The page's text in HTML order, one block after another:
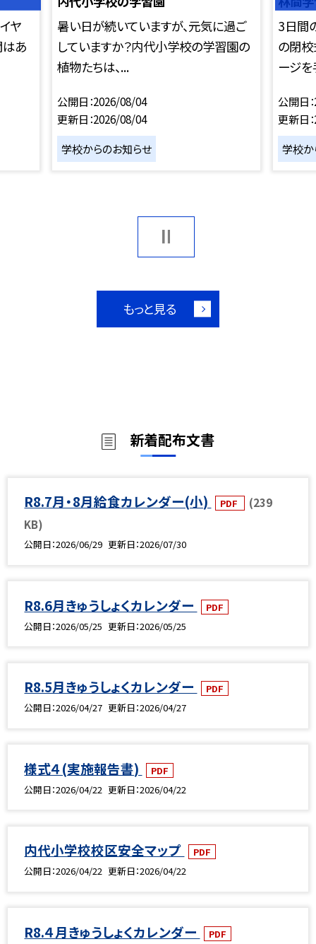
ヤ
はあ
暑い日が続いていますが、元気に過ご
していますか？内代小学校の学習園の
植物たちは、...
公開日 2026/08/04
更新日 2026/08/04
学校からのお知らせ
3日間
の閉校
ージ
公開日
更新日
学校か
もっと見る
新着配布文書
R8.7月・8月給食カレンダー(小) PDF
(239
KB)
公開日 2026/06/29 更新日 2026/07/30
R8.6月きゅうしょくカレンダー
PDF
公開日 2026/05/25 更新日 2026/05/25
R8.5月きゅうしょくカレンダー
PDF
公開日 2026/04/27 更新日 2026/04/27
様式４(実施報告書)
PDF
公開日 2026/04/22 更新日 2026/04/22
内代小学校校区安全マップ
PDF
公開日 2026/04/22 更新日 2026/04/22
R8.４月きゅうしょくカレンダー
PDF